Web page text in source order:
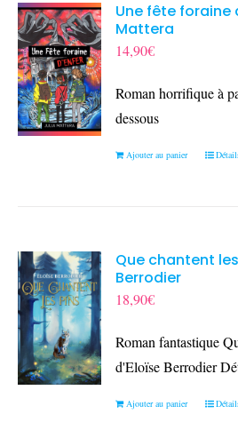
Une fête foraine
Mattera
14,90€
Roman horrifique à
dessous
Ajouter au panier
Que chantent
Berrodier
18,90€
Roman fantastique
d'Eloïse Berrodier
Ajouter au panier